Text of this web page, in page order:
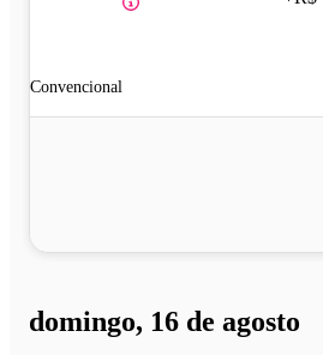
Convencional
domingo, 16 de agosto